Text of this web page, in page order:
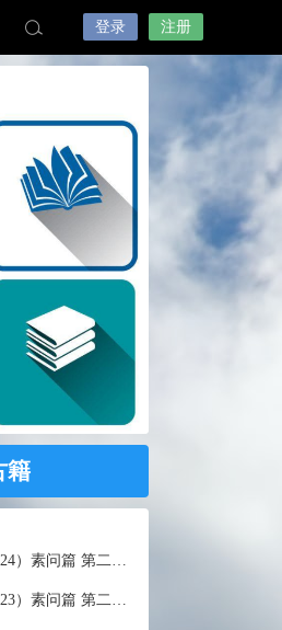
登录 注册
籍
第二十四篇 血气形志篇第
第二十三篇 宣明五气